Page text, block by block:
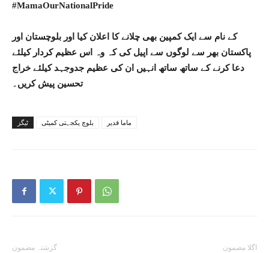
#MamaOurNationalPride
کے نام سے ایک کمپین بھی چلانے کا اعلان کیا اور بلوچستان اور
پاکستان بھر سے لوگوں سے اپیل کی کہ وہ اس عظیم کردار کیلئے
دعا کرنے کے ساتھ ساتھ انہیں ان کی عظیم جدوجہد کیلئے خراج
تحسین پیش کریں۔
ٹیگز بلوچ یکجہتی کمیٹی ماما قدیر
گزشتہ مضمون اگلا مضمون